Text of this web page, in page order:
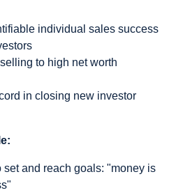
individual sales success
to high net worth
in closing new investor
set and reach goals: "money is